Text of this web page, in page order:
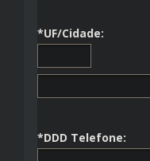
*UF/Cidade:
*DDD Telefone: